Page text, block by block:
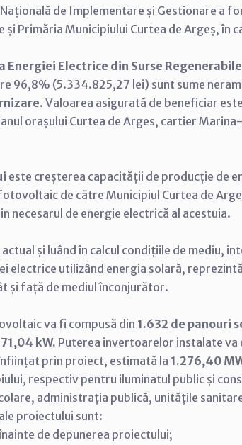
de Implementare și Gestionare a
și Primăria Municipiului Curtea de Argeș, în
Energiei Electrice din Surse
96,8% (5.334.825,27 lei) sunt sume
. Valoarea asigurată de beneficiar
orașului Curtea de Arges, cartier
este creșterea capacității de producție de
de către Municipiul Curtea de
necesarul de energie electrică al acestuia.
și luând în calcul condițiile de mediu,
electrice utilizând energia solară,
și față de mediul înconjurător.
va fi compusă din 1.632 de panouri
kW. Puterea invertoarelor instalate va
prin proiect, estimată la 1.276,40
respectiv pentru iluminatul public și
administrația publică, unitățile
proiectului sunt:
de depunerea proiectului;